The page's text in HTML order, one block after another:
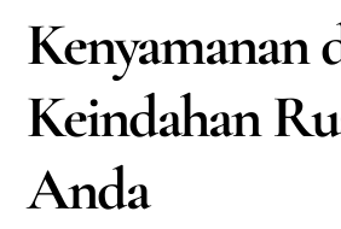
Kenyamanan
Keindahan
Anda